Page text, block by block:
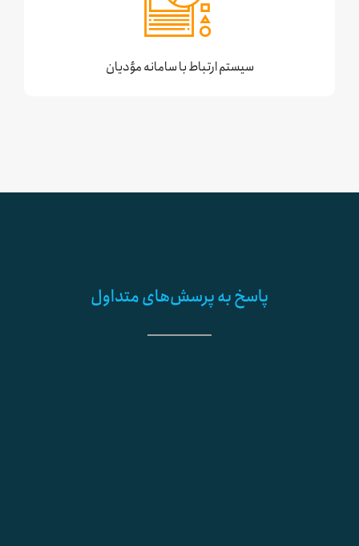
سیستم ارتباط با سامانه مؤدیان
پاسخ به پرسش‌های متداول